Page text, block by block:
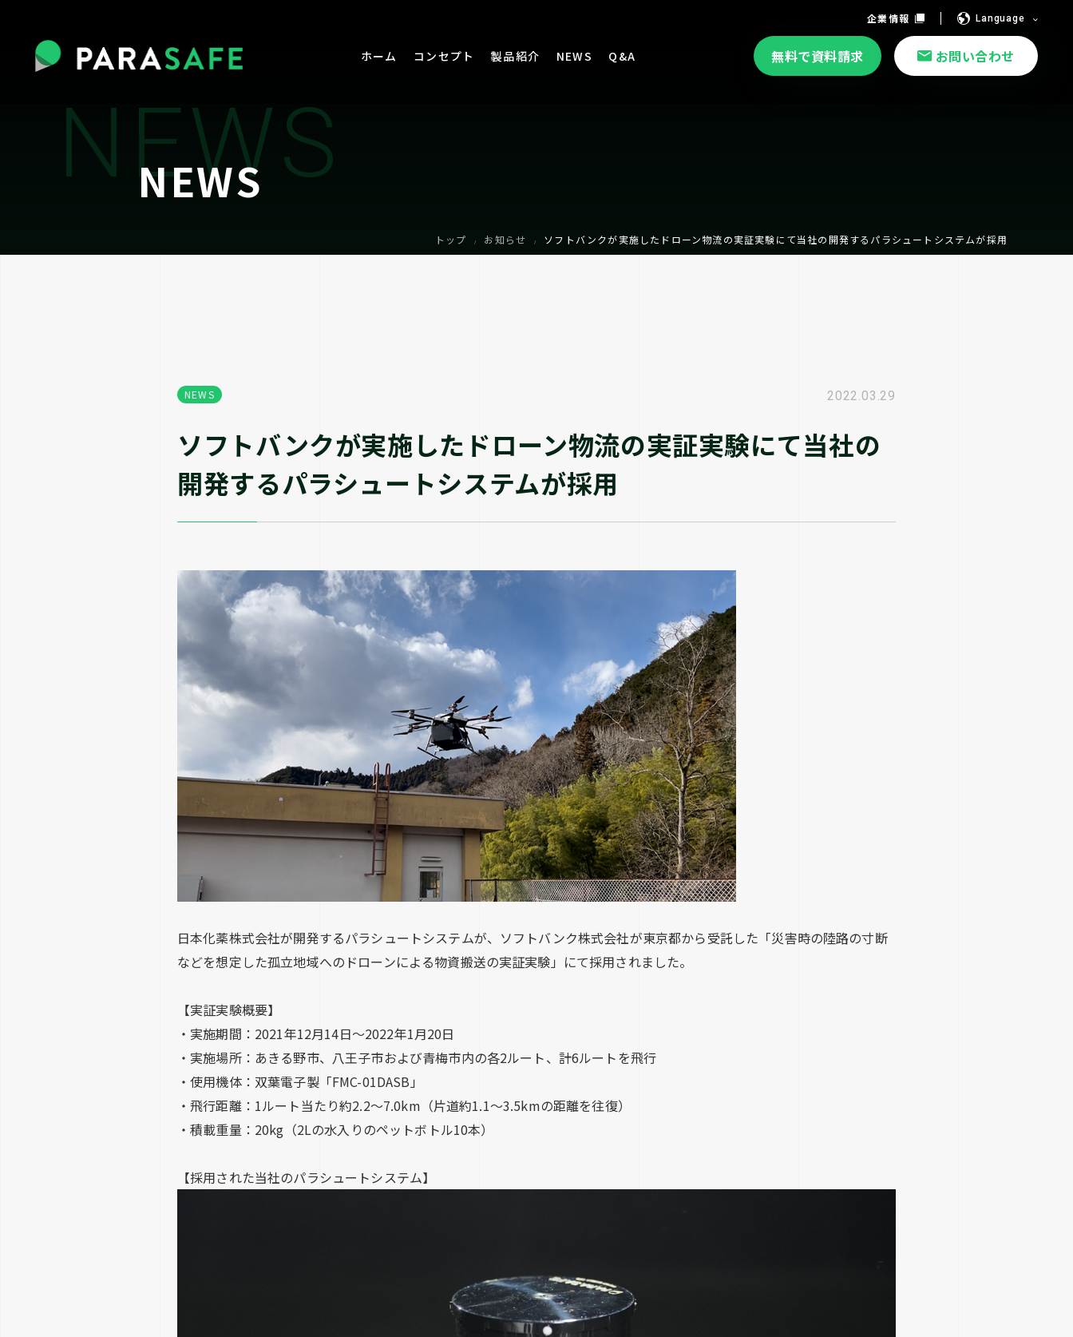
ホーム コンセプト 製品紹介 NEWS Q&A 無料で資料請求 お問い合わせ
企業情報 Language
NEWS
NEWS
トップ / お知らせ / ソフトバンクが実施したドローン物流の実証実験にて当社の開発するパラシュートシステムが採用
NEWS 2022.03.29
ソフトバンクが実施したドローン物流の実証実験にて当社の
開発するパラシュートシステムが採用
日本化薬株式会社が開発するパラシュートシステムが、ソフトバンク株式会社が東京都から受託した「災害時の陸路の寸断
などを想定した孤立地域へのドローンによる物資搬送の実証実験」にて採用されました。
【実証実験概要】
・実施期間：2021年12月14日～2022年1月20日
・実施場所：あきる野市、八王子市および青梅市内の各2ルート、計6ルートを飛行
・使用機体：双葉電子製「FMC-01DASB」
・飛行距離：1ルート当たり約2.2～7.0km（片道約1.1～3.5kmの距離を往復）
・積載重量：20kg（2Lの水入りのペットボトル10本）
【採用された当社のパラシュートシステム】